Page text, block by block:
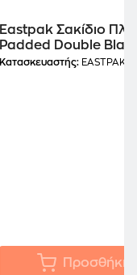
Eastpak Σακίδιο
Padded Double
Κατασκευαστής: EASTPAK
Προσθήκη